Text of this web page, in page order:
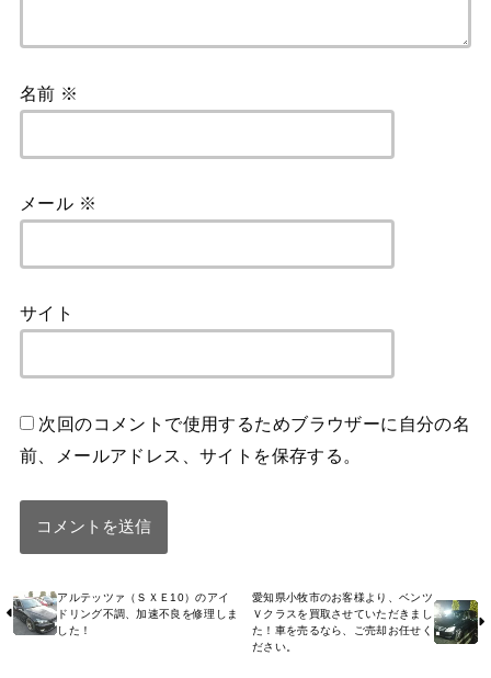
名前 ※
メール ※
サイト
次回のコメントで使用するためブラウザーに自分の名
前、メールアドレス、サイトを保存する。
アルテッツァ（ＳＸＥ10）のアイ
ドリング不調、加速不良を修理しま
した！
愛知県小牧市のお客様より、ベンツ
Ｖクラスを買取させていただきまし
た！車を売るなら、ご売却お任せく
ださい。